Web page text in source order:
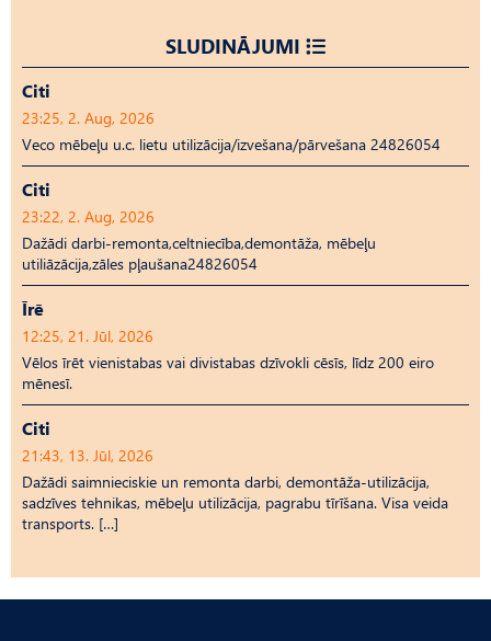
SLUDINĀJUMI
Citi
23:25, 2. Aug, 2026
Veco mēbeļu u.c. lietu utilizācija/izvešana/pārvešana 24826054
Citi
23:22, 2. Aug, 2026
Dažādi darbi-remonta,celtniecība,demontāža, mēbeļu
utiliāzācija,zāles pļaušana24826054
Īrē
12:25, 21. Jūl, 2026
Vēlos īrēt vienistabas vai divistabas dzīvokli cēsīs, līdz 200 eiro
mēnesī.
Citi
21:43, 13. Jūl, 2026
Dažādi saimnieciskie un remonta darbi, demontāža-utilizācija,
sadzīves tehnikas, mēbeļu utilizācija, pagrabu tīrīšana. Visa veida
transports. […]